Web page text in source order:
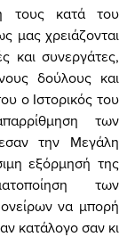
τους κατά του
μας χρειάζονται
και συνεργάτες,
δούλους και
ο Ιστορικός του
των
την Μεγάλη
εξόρμησή της
των
να μπορή
κατάλογο σαν κι